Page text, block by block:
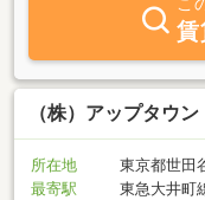
や周辺環境、隣地との
して紹介してます。戸
あるサービスを提供致
会社「アソシオ」では
理、入退去のチェック
社だからこそ小回りが
不動産の事でご相談があ
賃
（株）アップタウ
所在地
東京都世田
最寄駅
東急大井町